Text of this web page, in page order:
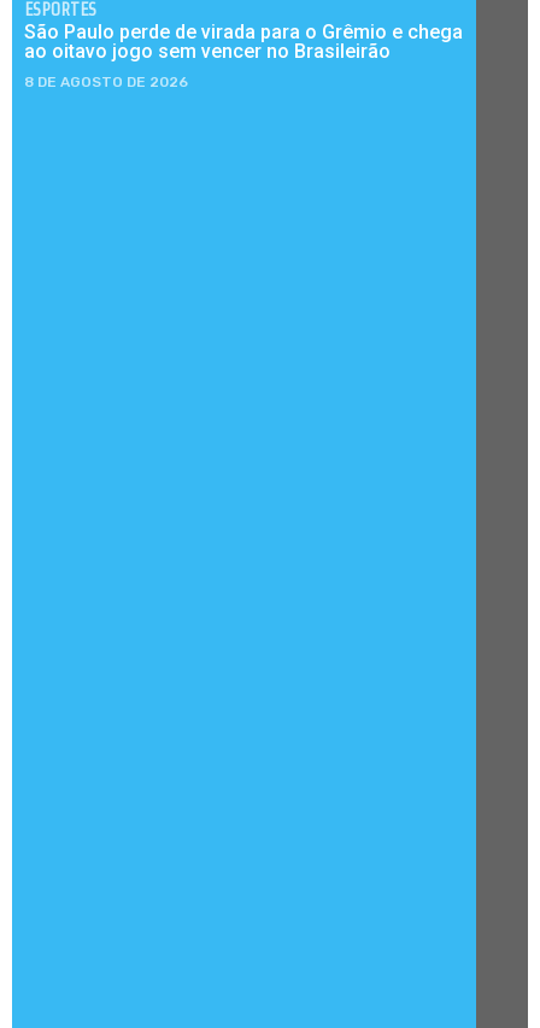
ESPORTES
São Paulo perde de virada para o Grêmio e chega
ao oitavo jogo sem vencer no Brasileirão
8 DE AGOSTO DE 2026